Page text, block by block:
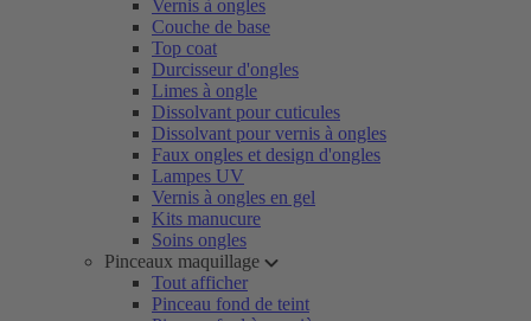
Vernis à ongles
Couche de base
Top coat
Durcisseur d'ongles
Limes à ongle
Dissolvant pour cuticules
Dissolvant pour vernis à ongles
Faux ongles et design d'ongles
Lampes UV
Vernis à ongles en gel
Kits manucure
Soins ongles
Pinceaux maquillage
Tout afficher
Pinceau fond de teint